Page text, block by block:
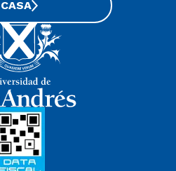
CASA